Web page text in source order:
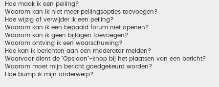
Hoe maak ik een peiling?
Waarom kan ik niet meer peilingsopties toevoegen?
Hoe wijzig of verwijder ik een peiling?
Waarom kan ik een bepaald forum niet openen?
Waarom kan ik geen bijlagen toevoegen?
Waarom ontving ik een waarschuwing?
Hoe kan ik berichten aan een moderator melden?
Waarvoor dient de "Opslaan"-knop bij het plaatsen van een bericht?
Waarom moet mijn bericht goedgekeurd worden?
Hoe bump ik mijn onderwerp?